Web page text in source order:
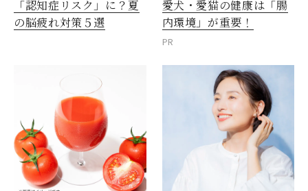
「認知症リスク」に？夏
の脳疲れ対策５選
愛犬・愛猫の健康は「腸
内環境」が重要！
PR